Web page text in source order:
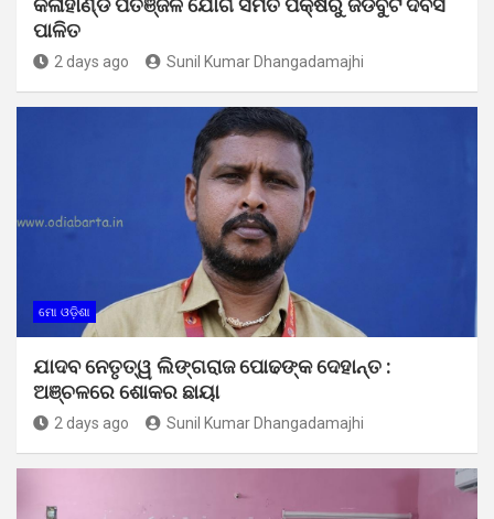
କଳାହାଣ୍ଡି ପତଞ୍ଜଳି ଯୋଗ ସମିତି ପକ୍ଷରୁ ଜଡିବୁଟି ଦିବସ
ପାଳିତ
2 days ago Sunil Kumar Dhangadamajhi
ମୋ ଓଡ଼ିଶା
ଯାଦବ ନେତୃତ୍ୱ ଲିଙ୍ଗରାଜ ପୋଢଙ୍କ ଦେହାନ୍ତ :
ଅଞ୍ଚଳରେ ଶୋକର ଛାୟା
2 days ago Sunil Kumar Dhangadamajhi